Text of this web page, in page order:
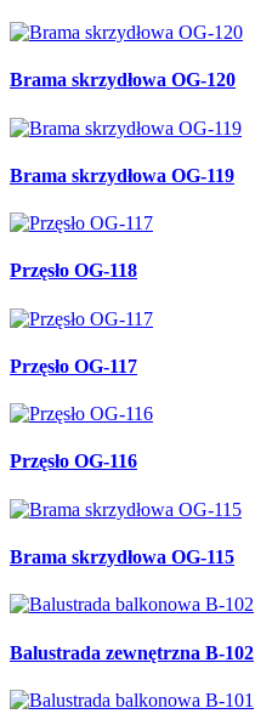
Brama skrzydłowa OG-120
Brama skrzydłowa OG-119
Przęsło OG-118
Przęsło OG-117
Przęsło OG-116
Brama skrzydłowa OG-115
Balustrada zewnętrzna B-102